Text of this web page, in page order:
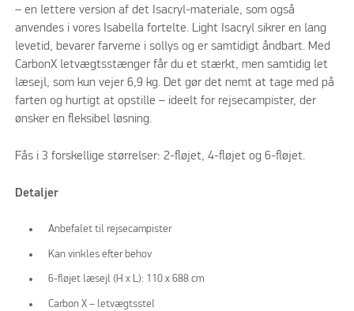
– en lettere version af det Isacryl-materiale, som også
anvendes i vores Isabella fortelte. Light Isacryl sikrer en lang
levetid, bevarer farverne i sollys og er samtidigt åndbart. Med
CarbonX letvægtsstænger får du et stærkt, men samtidig let
læsejl, som kun vejer 6,9 kg. Det gør det nemt at tage med på
farten og hurtigt at opstille – ideelt for rejsecampister, der
ønsker en fleksibel løsning.
Fås i 3 forskellige størrelser: 2-fløjet, 4-fløjet og 6-fløjet.
Detaljer
Anbefalet til rejsecampister
Kan vinkles efter behov
6-fløjet læsejl (H x L): 110 x 688 cm
Carbon X – letvægtsstel